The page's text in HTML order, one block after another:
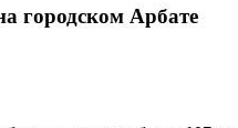
городском Арбате